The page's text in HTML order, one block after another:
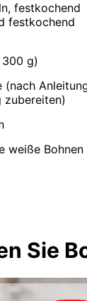
festkochend
festkochend
g)
(nach
zubereiten)
weiße Bohnen
Sie